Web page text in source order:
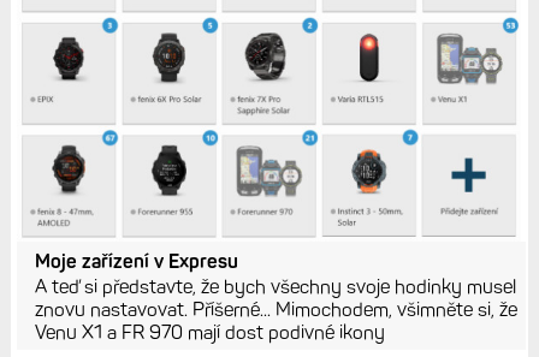
Moje zařízení v Expresu
A teď si představte, že bych všechny svoje hodinky musel
znovu nastavovat. Příšerné... Mimochodem, všimněte si, že
Venu X1 a FR 970 mají dost podivné ikony